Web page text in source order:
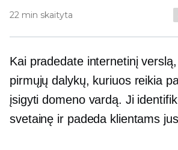
22 min skaityta
Kai pradedate internetinį
pirmųjų dalykų, kuriuos reikia
įsigyti domeno vardą. Ji
svetainę ir padeda klientams